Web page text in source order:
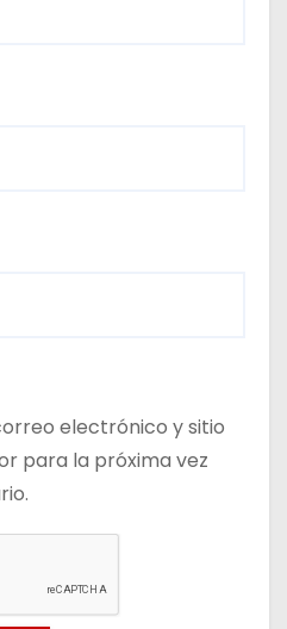
electrónico y sitio
para la próxima vez